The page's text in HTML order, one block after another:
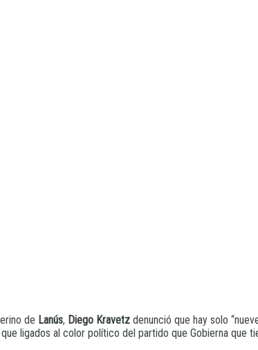
de Lanús, Diego Kravetz denunció que hay solo
ligados al color político del partido que Gobierna que